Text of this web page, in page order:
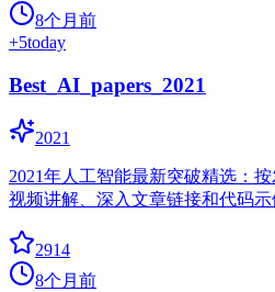
8个月前
+5today
Best_AI_papers_2021
2021
2021年人工智能最新突破精选：
视频讲解、深入文章链接和代码示
2914
8个月前